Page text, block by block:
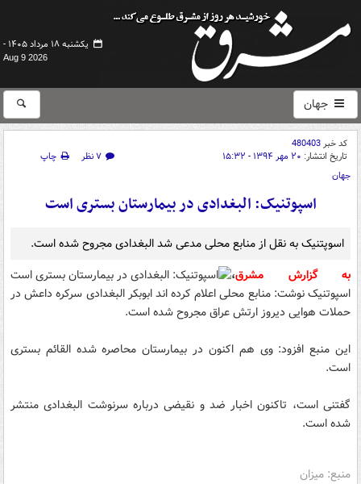
یکشنبه ۱۸ مرداد ۱۴۰۵ -
Aug 9 2026
جهان
کد خبر480403
تاریخ انتشار: ۲۰ مهر ۱۳۹۴ - ۱۵:۳۲ ۷ نظر
چاپ
جهان
اسپوتنیک: البغدادی در بیمارستان بستری است‎
اسوپتنیک به نقل از منابع محلی مدعی شد البغدادی مجروح شده است.
به گزارش مشرق،
اسپوتنیک نوشت: منابع محلی اعلام کرده اند ابوبکر البغدادی سرکره داعش در
حملات هوایی دیروز ارتش عراق مجروح شده است.
این منبع افزود: وی هم اکنون در بیمارستان محاصره شده القائم بستری
است.
گفتنی است، تاکنون اخبار ضد و نقیضی درباره سرنوشت البغدادی منتشر
شده است.
منبع: میزان